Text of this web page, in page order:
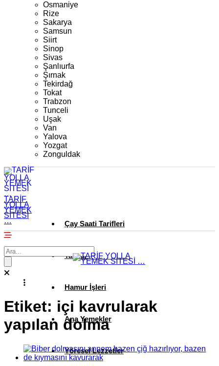
Osmaniye
Rize
Sakarya
Samsun
Siirt
Sinop
Sivas
Şanlıurfa
Şırnak
Tekirdağ
Tokat
Trabzon
Tunceli
Uşak
Van
Yalova
Yozgat
Zonguldak
TARİF
YOLLA
YEMEK
SİTESİ
… Çay Saati Tarifleri
Tatlılar
Hamur İşleri
Ana Yemekler
Yöresel Lezzetler
Etiket: içi kavrularak
yapılan dolma